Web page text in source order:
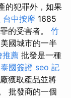
的犯罪外，如果
台中按摩 1685
的受害者。 竹
國城市的一半
推薦 批發是一種
泰國簽證 seo 記
獲取產品並將
批發商的一個